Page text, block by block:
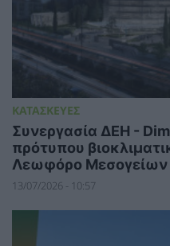
ΚΑΤΑΣΚΕΥΕΣ
Συνεργασία ΔΕΗ -
πρότυπου
Λεωφόρο Μεσογείων
13/07/2026 - 10:57